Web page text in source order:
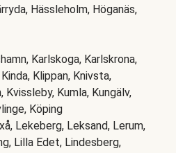
Hässleholm, Höganäs,
Karlskoga, Karlskrona,
Klippan, Knivsta,
Kumla, Kungälv,
Köping
Lekeberg, Leksand, Lerum,
Lilla Edet, Lindesberg,